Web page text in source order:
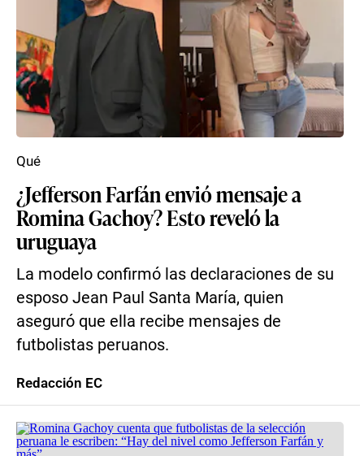
¿Jefferson Farfán envió mensaje a
Romina Gachoy? Esto reveló la
uruguaya
La modelo confirmó las declaraciones de su
esposo Jean Paul Santa María, quien
aseguró que ella recibe mensajes de
futbolistas peruanos.
Qué
Redacción EC